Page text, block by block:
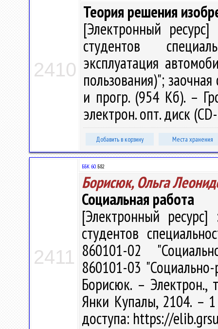
2410
Теория решения
[Электронный
студентов
эксплуатация
пользования)";
и прогр. (954 Кб). –
электрон. опт. диск
Добавить в корзину Места хранения
2411
ББК 60.Б82
Борисюк, Ольга
Социальная работа
[Электронный ресурс]
студентов
860101-02
860101-03
Борисюк. – Электрон.,
Янки Купалы, 2104. –
доступа: https://